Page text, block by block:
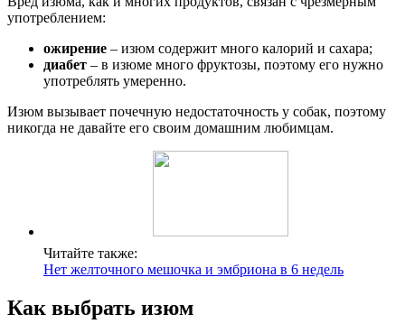
употреблением:
ожирение – изюм содержит много калорий и сахара;
диабет – в изюме много фруктозы, поэтому его нужно
употреблять умеренно.
Изюм вызывает почечную недостаточность у собак, поэтому
никогда не давайте его своим домашним любимцам.
Читайте также:
Нет желточного мешочка и эмбриона в 6 недель
Как выбрать изюм